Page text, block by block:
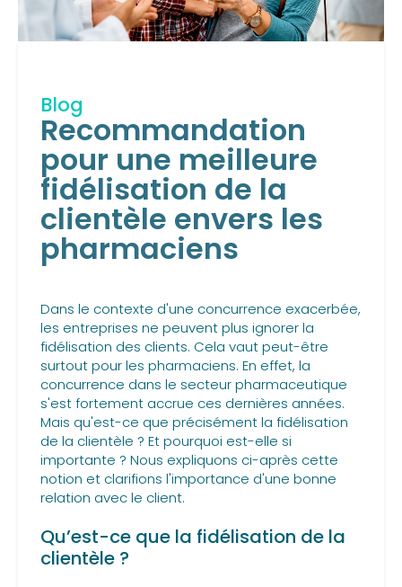
Blog
Recommandation
pour une meilleure
fidélisation de la
clientèle envers les
pharmaciens
Dans le contexte d'une concurrence exacerbée,
les entreprises ne peuvent plus ignorer la
fidélisation des clients. Cela vaut peut-être
surtout pour les pharmaciens. En effet, la
concurrence dans le secteur pharmaceutique
s'est fortement accrue ces dernières années.
Mais qu'est-ce que précisément la fidélisation
de la clientèle ? Et pourquoi est-elle si
importante ? Nous expliquons ci-après cette
notion et clarifions l'importance d'une bonne
relation avec le client.
Qu’est-ce que la fidélisation de la
clientèle ?